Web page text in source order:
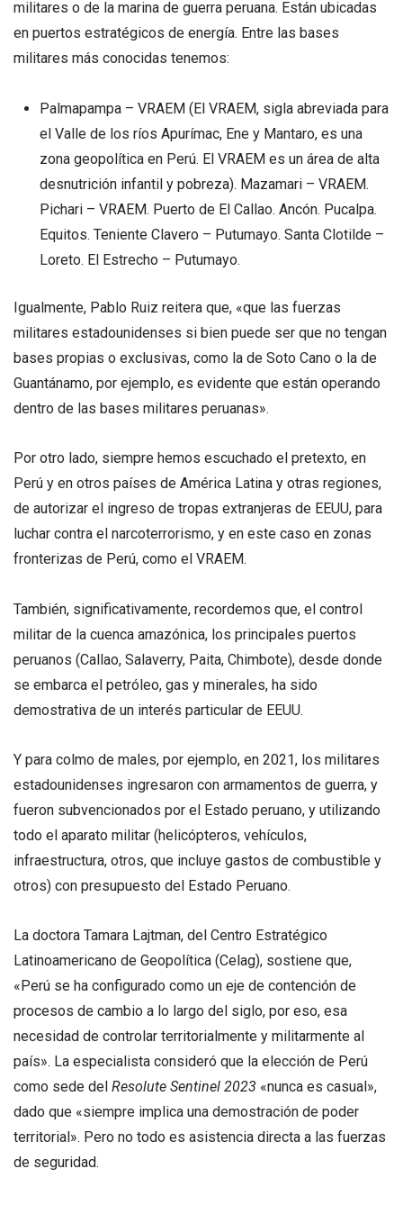
militares o de la marina de guerra peruana. Están ubicadas
en puertos estratégicos de energía. Entre las bases
militares más conocidas tenemos:
Palmapampa – VRAEM (El VRAEM, sigla abreviada para
el Valle de los ríos Apurímac, Ene y Mantaro, es una
zona geopolítica en Perú. El VRAEM es un área de alta
desnutrición infantil y pobreza). Mazamari – VRAEM.
Pichari – VRAEM. Puerto de El Callao. Ancón. Pucalpa.
Equitos. Teniente Clavero – Putumayo. Santa Clotilde –
Loreto. El Estrecho – Putumayo.
Igualmente, Pablo Ruiz reitera que, «que las fuerzas
militares estadounidenses si bien puede ser que no tengan
bases propias o exclusivas, como la de Soto Cano o la de
Guantánamo, por ejemplo, es evidente que están operando
dentro de las bases militares peruanas».
Por otro lado, siempre hemos escuchado el pretexto, en
Perú y en otros países de América Latina y otras regiones,
de autorizar el ingreso de tropas extranjeras de EEUU, para
luchar contra el narcoterrorismo, y en este caso en zonas
fronterizas de Perú, como el VRAEM.
También, significativamente, recordemos que, el control
militar de la cuenca amazónica, los principales puertos
peruanos (Callao, Salaverry, Paita, Chimbote), desde donde
se embarca el petróleo, gas y minerales, ha sido
demostrativa de un interés particular de EEUU.
Y para colmo de males, por ejemplo, en 2021, los militares
estadounidenses ingresaron con armamentos de guerra, y
fueron subvencionados por el Estado peruano, y utilizando
todo el aparato militar (helicópteros, vehículos,
infraestructura, otros, que incluye gastos de combustible y
otros) con presupuesto del Estado Peruano.
La doctora Tamara Lajtman, del Centro Estratégico
Latinoamericano de Geopolítica (Celag), sostiene que,
«Perú se ha configurado como un eje de contención de
procesos de cambio a lo largo del siglo, por eso, esa
necesidad de controlar territorialmente y militarmente al
país». La especialista consideró que la elección de Perú
como sede del Resolute Sentinel 2023 «nunca es casual»,
dado que «siempre implica una demostración de poder
territorial». Pero no todo es asistencia directa a las fuerzas
de seguridad.